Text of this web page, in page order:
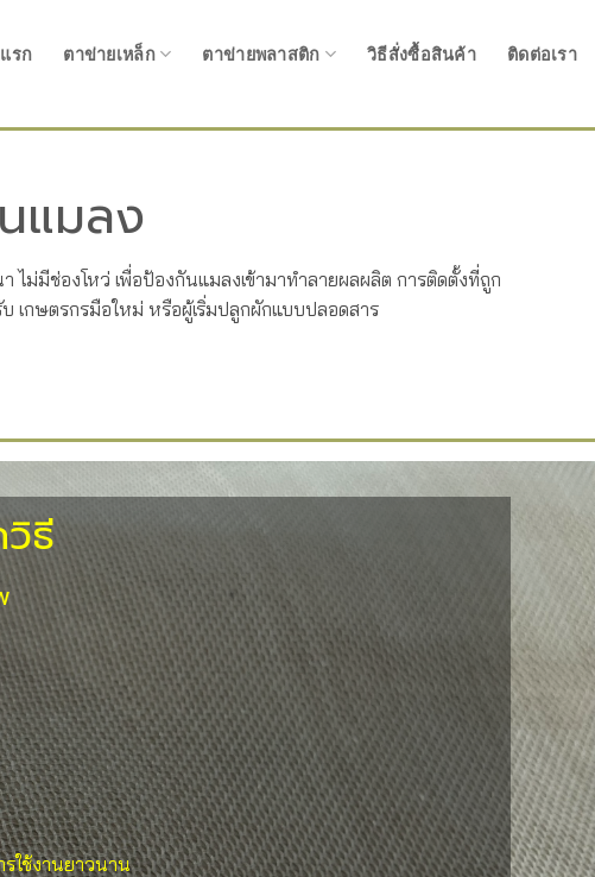
รก ตาข่ายเหล็ก ตาข่ายพลาสติก วิธีสั่งซื้อสินค้า ติดต่อเรา
แมลง
ไม่มีช่องโหว่ เพื่อป้องกันแมลงเข้ามาทำลายผลผลิต การติดตั้งที่ถูก
เกษตรกรมือใหม่ หรือผู้เริ่มปลูกผักแบบปลอดสาร
ธี
ใช้งานยาวนาน